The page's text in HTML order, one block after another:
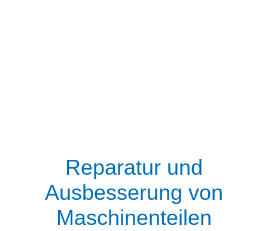
Reparatur und
Ausbesserung von
Maschinenteilen